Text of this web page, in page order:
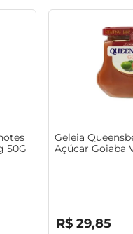
50G
Geleia
Açúcar Goiaba
R$ 29,85